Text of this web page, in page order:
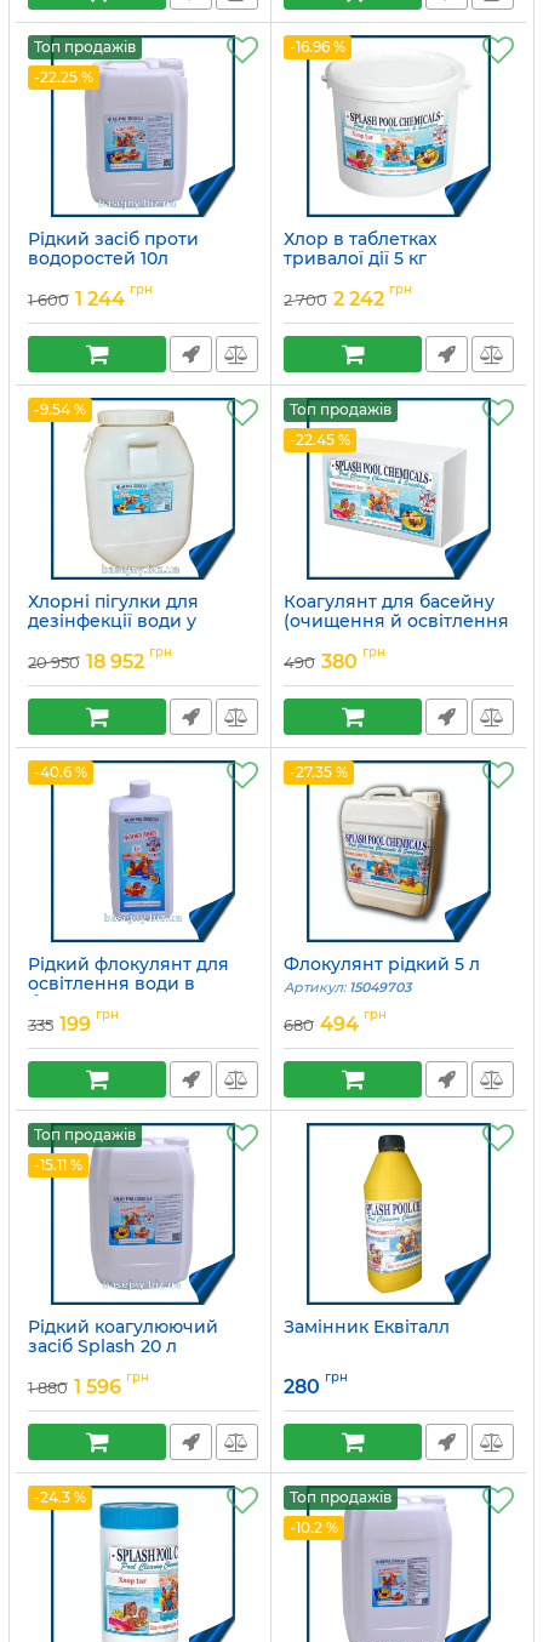
Топ продажів
-22.25 %
Рідкий засіб проти
водоростей 10л
1 600 1 244 грн
-16.96 %
Хлор в таблетках
тривалої дії 5 кг
2 700 2 242 грн
-9.54 %
Хлорні пігулки для
дезінфекції води у
Артикул: 15049689
20 950 18 952 грн
Топ продажів
-22.45 %
Коагулянт для басейну
(очищення й освітлення
Артикул: 15049705
490 380 грн
-40.6 %
Рідкий флокулянт для
освітлення води в
басейні 1 л
Артикул: 15049704
335 199 грн
-27.35 %
Флокулянт рідкий 5 л
Артикул: 15049703
680 494 грн
Топ продажів
-15.11 %
Рідкий коагулюючий
засіб Splash 20 л
1 880 1 596 грн
Замінник Еквіталл
280 грн
-24.3 %
Топ продажів
-10.2 %